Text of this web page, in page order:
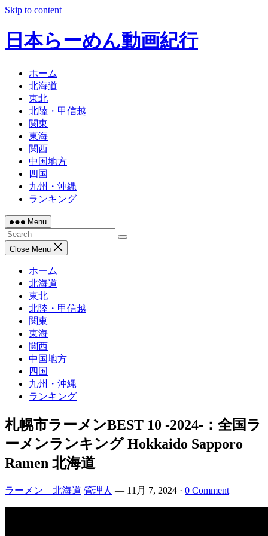
Skip to content
日本らーめん動画紀行
ホーム
北海道
東北
北陸・甲信越
関東
東海
関西
中国地方
四国
九州・沖縄
ランキング
Menu
Close Menu
ホーム
北海道
東北
北陸・甲信越
関東
東海
関西
中国地方
四国
九州・沖縄
ランキング
札幌市ラーメンBEST 10 -2024-：全国ラ
ーメンランキング Hokkaido Sapporo
Ramen 北海道
ラーメン 北海道 管理人 — 11月 7, 2024 · 0 Comment